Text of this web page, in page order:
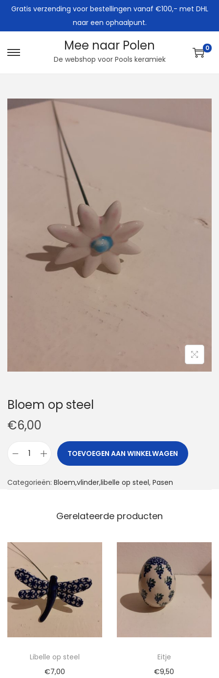
Gratis verzending voor bestellingen vanaf €100,- met DHL
naar een ophaalpunt.
G
a
a
a
i
e
G
a
a
o
d
Mee naar Polen
De webshop voor Pools keramiek
0
Bloem op steel
€6,00
o
p
s
t
e
e
l
a
TOEVOEGEN AAN WINKELWAGEN
Categorieën: Bloem,vlinder,libelle op steel, Pasen
Gerelateerde producten
Libelle op steel
€7,00
Eitje
€9,50